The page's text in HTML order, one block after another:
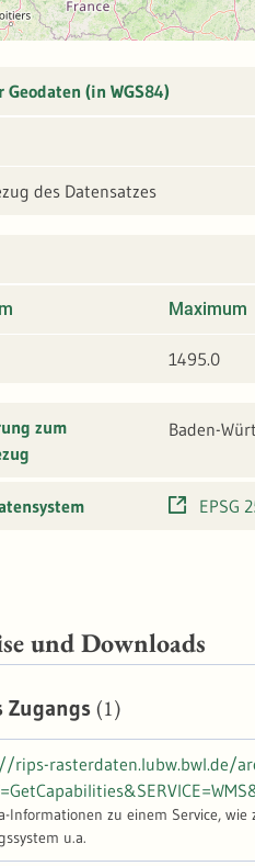
Geodaten (in WGS84)
des Datensatzes
Maximum
1495.0
zum
Baden-
EPSG
und Downloads
Zugangs (1)
rips-rasterdaten.lubw.bwl.de/
Informationen zu einem Service,
u.a.